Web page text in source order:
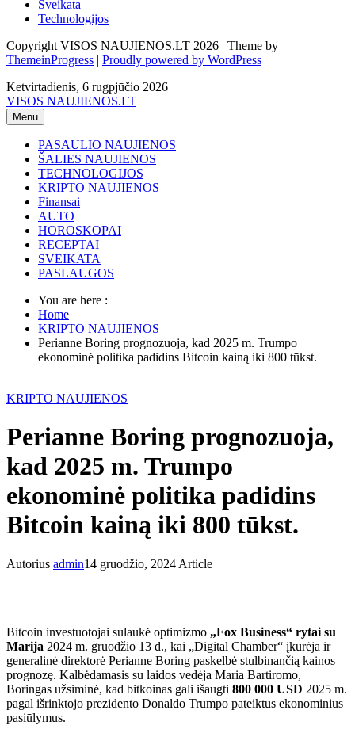
Sveikata
Technologijos
Copyright VISOS NAUJIENOS.LT 2026 | Theme by
ThemeinProgress | Proudly powered by WordPress
Ketvirtadienis, 6 rugpjūčio 2026
VISOS NAUJIENOS.LT
Menu
PASAULIO NAUJIENOS
ŠALIES NAUJIENOS
TECHNOLOGIJOS
KRIPTO NAUJIENOS
Finansai
AUTO
HOROSKOPAI
RECEPTAI
SVEIKATA
PASLAUGOS
You are here :
Home
KRIPTO NAUJIENOS
Perianne Boring prognozuoja, kad 2025 m. Trumpo
ekonominė politika padidins Bitcoin kainą iki 800 tūkst.
KRIPTO NAUJIENOS
Perianne Boring prognozuoja,
kad 2025 m. Trumpo
ekonominė politika padidins
Bitcoin kainą iki 800 tūkst.
Autorius admin14 gruodžio, 2024 Article
Bitcoin investuotojai sulaukė optimizmo „Fox Business“ rytai su
Marija 2024 m. gruodžio 13 d., kai „Digital Chamber“ įkūrėja ir
generalinė direktorė Perianne Boring paskelbė stulbinančią kainos
prognozę. Kalbėdamasis su laidos vedėja Maria Bartiromo,
Boringas užsiminė, kad bitkoinas gali išaugti 800 000 USD 2025 m.
pagal išrinktojo prezidento Donaldo Trumpo pateiktus ekonominius
pasiūlymus.